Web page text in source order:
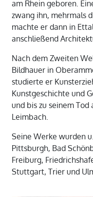
am Rhein geboren.
zwang ihn, mehrmals
machte er dann in
anschließend
Nach dem Zweiten
Bildhauer in
studierte er
Kunstgeschichte und
und bis zu seinem
Leimbach.
Seine Werke wurden
Pittsburgh, Bad
Freiburg,
Stuttgart, Trier und